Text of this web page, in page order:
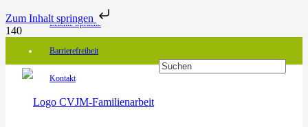
Zum Inhalt springen
Leichte Sprache
Barrierefreiheit
Kontakt